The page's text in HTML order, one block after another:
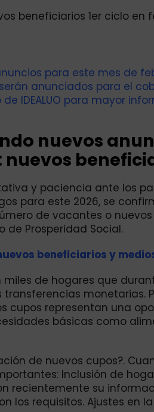
beneficiarios 1er ciclo en
para este mes de
anunciados para el
IDEALUO para mayor
nuevos
y paciencia ante los
para este 2026, se
de vacantes o
Prosperidad Social.
beneficiarios y
de hogares que
monetarias.
cupos representan una
básicas como
de nuevos cupos?.
Inclusión de
recientemente su
los requisitos. Ajustes en